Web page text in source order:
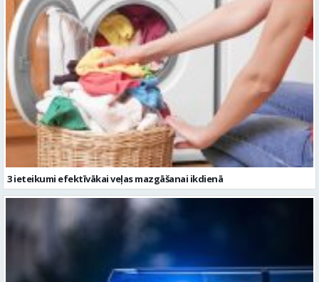
3 ieteikumi efektīvākai veļas mazgāšanai ikdienā